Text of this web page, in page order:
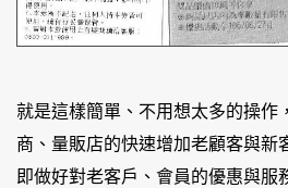
就是這樣簡單、不用想太多的操作
商、量販店的快速增加老顧客與新
即做好對老客戶、會員的優惠與服